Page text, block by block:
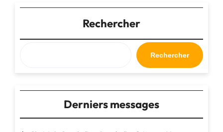
4
Roues
:
Le
Compagnon
Idéal
Rechercher
Rechercher
Derniers messages